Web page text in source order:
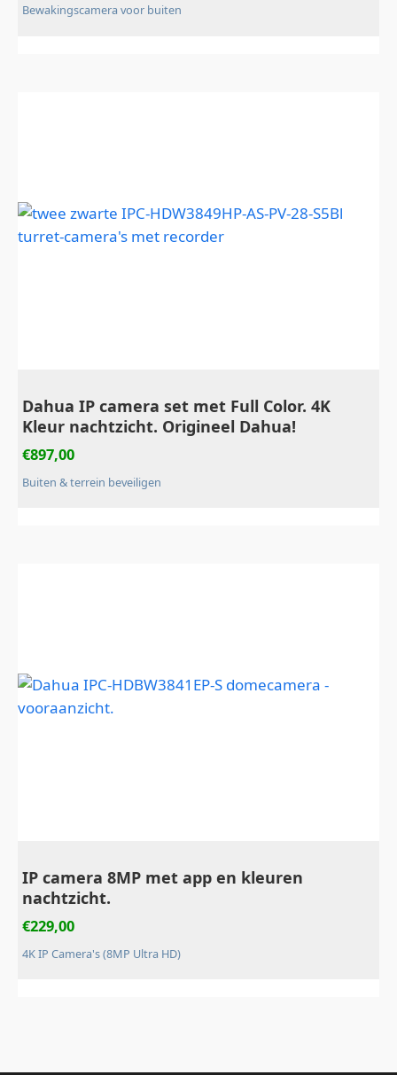
Bewakingscamera voor buiten
Dahua IP camera set met Full Color. 4K
Kleur nachtzicht. Origineel Dahua!
€897,00
Buiten & terrein beveiligen
IP camera 8MP met app en kleuren
nachtzicht.
€229,00
4K IP Camera's (8MP Ultra HD)